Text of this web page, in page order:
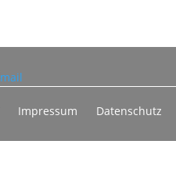
Impressum Datenschutz